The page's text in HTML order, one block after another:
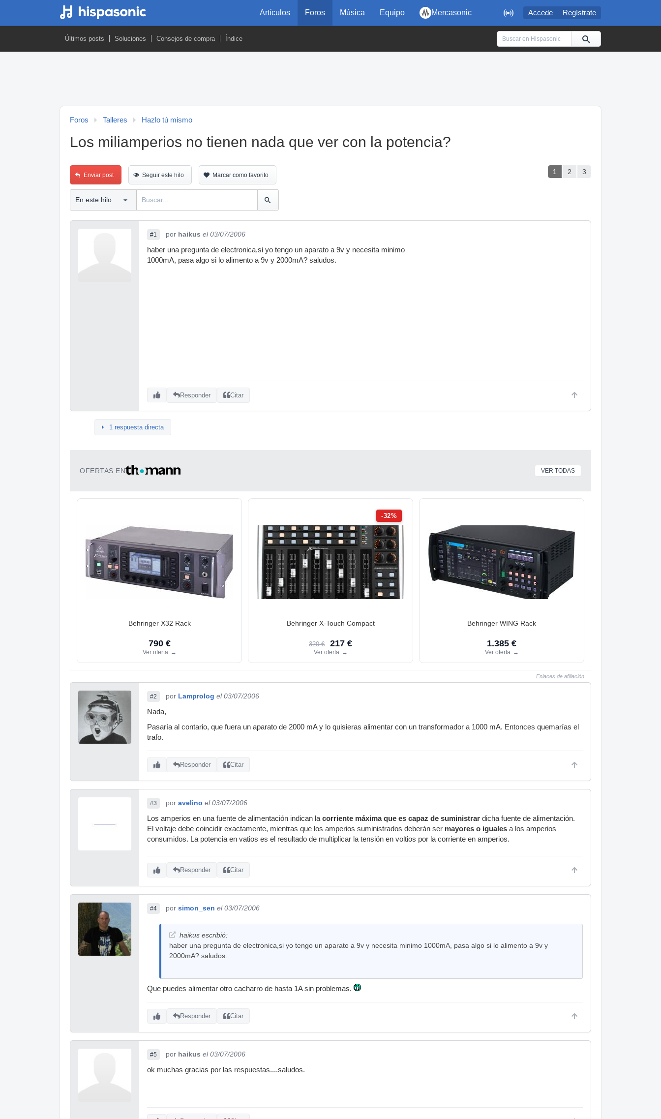
 Accede Regístrate
Artículos Foros Música Equipo Mercasonic
Últimos posts Soluciones Consejos de compra Índice
Foros Talleres Hazlo tú mismo
Los miliamperios no tienen nada que ver con la potencia?
1 2 3
Enviar post Seguir este hilo Marcar como favorito
#1 por haikus el 03/07/2006
haber una pregunta de electronica,si yo tengo un aparato a 9v y necesita minimo
1000mA, pasa algo si lo alimento a 9v y 2000mA? saludos.
Responder Citar
1 respuesta directa
OFERTAS EN VER TODAS
Behringer X32 Rack
790 €
Ver oferta →
-32%
Behringer X-Touch Compact
320 € 217 €
Ver oferta →
Behringer WING Rack
1.385 €
Ver oferta →
Enlaces de afiliación
#2 por Lamprolog el 03/07/2006
Nada,
Pasaría al contario, que fuera un aparato de 2000 mA y lo quisieras alimentar con un transformador a 1000 mA. Entonces quemarías el
trafo.
Responder Citar
#3 por avelino el 03/07/2006
Los amperios en una fuente de alimentación indican la corriente máxima que es capaz de suministrar dicha fuente de alimentación.
El voltaje debe coincidir exactamente, mientras que los amperios suministrados deberán ser mayores o iguales a los amperios
consumidos. La potencia en vatios es el resultado de multiplicar la tensión en voltios por la corriente en amperios.
Responder Citar
#4 por simon_sen el 03/07/2006
haikus escribió:
haber una pregunta de electronica,si yo tengo un aparato a 9v y necesita minimo 1000mA, pasa algo si lo alimento a 9v y
2000mA? saludos.
Que puedes alimentar otro cacharro de hasta 1A sin problemas.
Responder Citar
#5 por haikus el 03/07/2006
ok muchas gracias por las respuestas....saludos.